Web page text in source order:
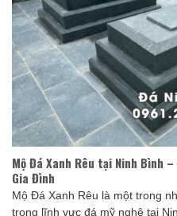
Mộ Đá Xanh Rêu tại Ninh Bình
Gia Đình
Mộ Đá Xanh Rêu là một trong
trong lĩnh vực đá mỹ nghệ tại